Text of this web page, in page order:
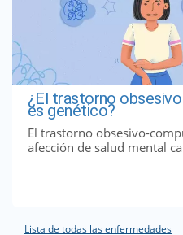
¿El trastorno
es genético?
El trastorno obsesivo-
afección de salud mental
Lista de todas las enfermedades